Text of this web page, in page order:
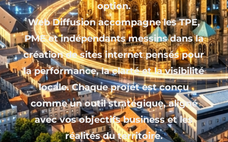
option.
Web Diffusion accompagne les TPE,
PME et indépendants messins dans la
création de sites internet pensés pour
la performance, la clarté et la visibilité
locale. Chaque projet est conçu
comme un outil stratégique, aligné
avec vos objectifs business et les
réalités du territoire.